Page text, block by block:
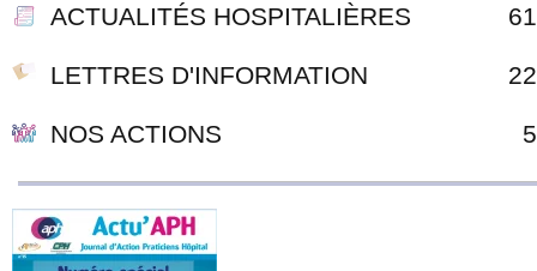
ACTUALITÉS HOSPITALIÈRES 61
LETTRES D'INFORMATION 22
NOS ACTIONS 5